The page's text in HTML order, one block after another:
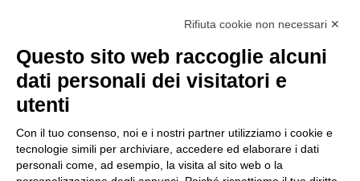
Condizioni di Vendita
Spese di Spedizione
Resi e Rimborsi
Rifiuta cookie non necessari ✕
Questo sito web raccoglie alcuni
dati personali dei visitatori e
utenti
Con il tuo consenso, noi e i nostri partner utilizziamo i cookie e
tecnologie simili per archiviare, accedere ed elaborare i dati
personali come, ad esempio, la visita al sito web o la